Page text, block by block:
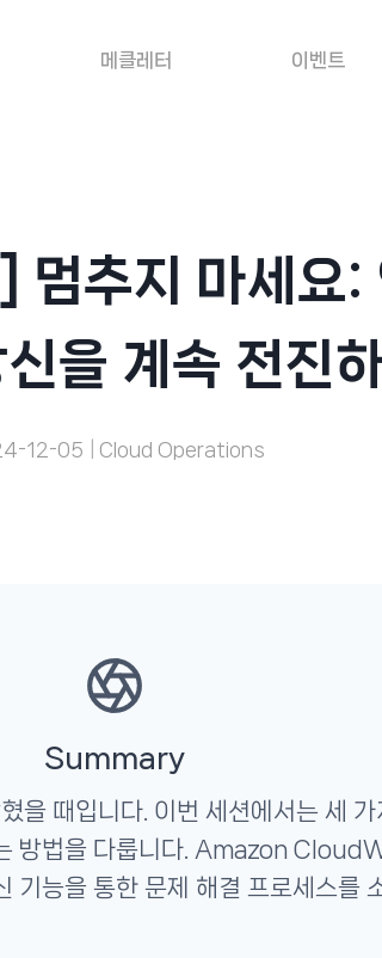
메클레터 이벤트
추지 마세요:
을 계속 전진
12-05 Cloud Operations
Summary
을 때입니다. 이번 세션에서는 세
방법을 다룹니다. Amazon
기능을 통한 문제 해결 프로세스를